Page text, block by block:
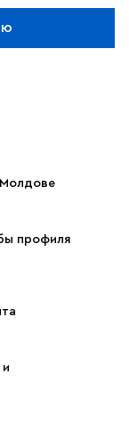
Молдове
профиля